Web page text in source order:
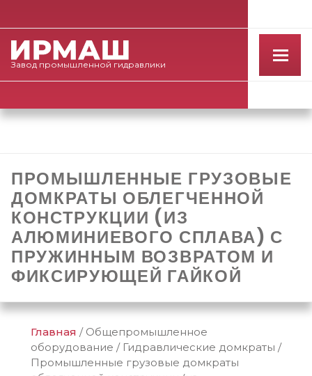
Завод промышленной гидравлики
ПРОМЫШЛЕННЫЕ ГРУЗОВЫЕ
ДОМКРАТЫ ОБЛЕГЧЕННОЙ
КОНСТРУКЦИИ (ИЗ
АЛЮМИНИЕВОГО СПЛАВА) С
ПРУЖИННЫМ ВОЗВРАТОМ И
ФИКСИРУЮЩЕЙ ГАЙКОЙ
Главная / Общепромышленное
оборудование / Гидравлические домкраты /
Промышленные грузовые домкраты